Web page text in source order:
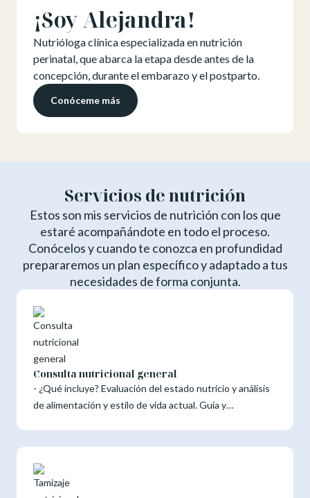
¡Soy Alejandra!
Nutrióloga clínica especializada en nutrición
perinatal, que abarca la etapa desde antes de la
concepción, durante el embarazo y el postparto.
Conóceme más
Servicios de nutrición
Estos son mis servicios de nutrición con los que
estaré acompañándote en todo el proceso.
Conócelos y cuando te conozca en profundidad
prepararemos un plan específico y adaptado a tus
necesidades de forma conjunta.
Consulta nutricional general
- ¿Qué incluye? Evaluación del estado nutricio y análisis
de alimentación y estilo de vida actual. Guía y
recomendaciones alimentarias serán personalizadas y
acorde a tus objetivos, deseos y necesidades. Contacto